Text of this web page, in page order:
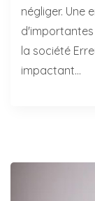
négliger. Une
d'importantes
la société
impactant…